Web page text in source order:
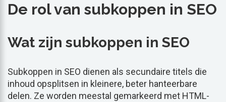
De rol van subkoppen in SEO
Wat zijn subkoppen in SEO
Subkoppen in SEO dienen als secundaire titels die
inhoud opsplitsen in kleinere, beter hanteerbare
delen. Ze worden meestal gemarkeerd met HTML-